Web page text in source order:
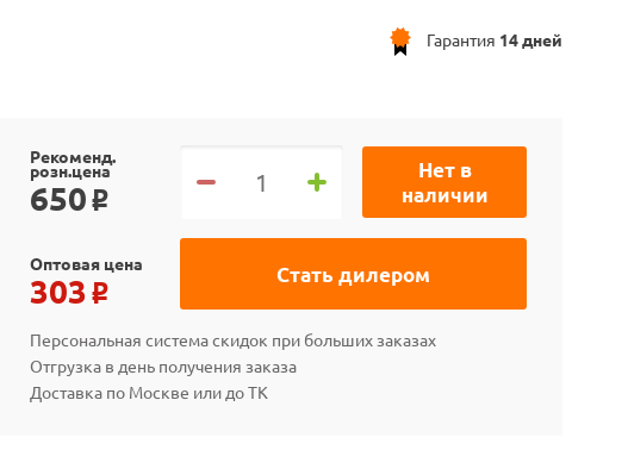
Гарантия 14 дней
Рекоменд.
розн.цена
650 o
Нет в
наличии
Стать дилером
Оптовая цена
303 o
Персональная система скидок при больших заказах
Отгрузка в день получения заказа
Доставка по Москве или до ТК